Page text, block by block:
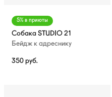
5% в приюты
Собака STUDIO 21
Бейдж к адреснику
350 руб.